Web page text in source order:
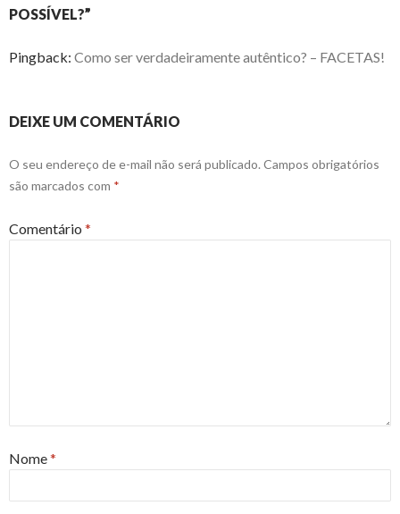
POSSÍVEL?”
Pingback: Como ser verdadeiramente autêntico? – FACETAS!
DEIXE UM COMENTÁRIO
O seu endereço de e-mail não será publicado. Campos obrigatórios
são marcados com *
Comentário *
Nome*